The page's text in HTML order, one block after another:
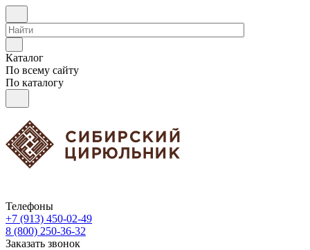
Каталог
По всему сайту
По каталогу
Телефоны
+7 (913) 450-02-49
8 (800) 250-36-32
Заказать звонок